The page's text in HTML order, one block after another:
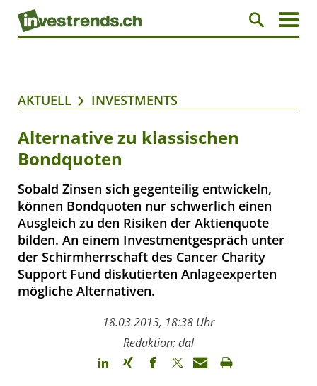
AKTUELL INVESTMENTS
Alternative zu klassischen
Bondquoten
Sobald Zinsen sich gegenteilig entwickeln,
können Bondquoten nur schwerlich einen
Ausgleich zu den Risiken der Aktienquote
bilden. An einem Investmentgespräch unter
der Schirmherrschaft des Cancer Charity
Support Fund diskutierten Anlageexperten
mögliche Alternativen.
18.03.2013, 18:38 Uhr
Redaktion: dal